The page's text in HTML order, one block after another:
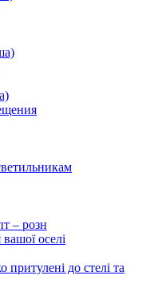
– розн
оселі
притулені до стелі та